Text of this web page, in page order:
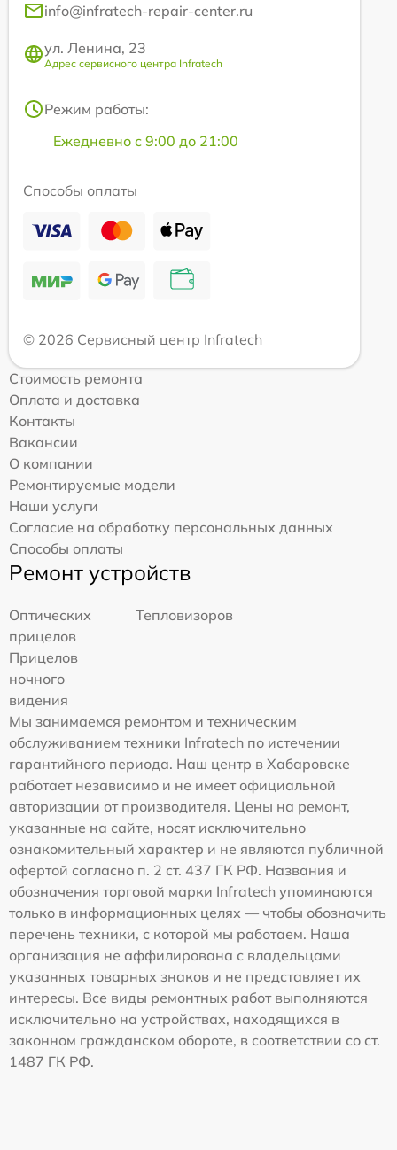
info@infratech-repair-center.ru
ул. Ленина, 23
Адрес сервисного центра Infratech
Режим работы:
Ежедневно с 9:00 до 21:00
Способы оплаты
© 2026 Сервисный центр Infratech
Стоимость ремонта
Оплата и доставка
Контакты
Вакансии
О компании
Ремонтируемые модели
Наши услуги
Согласие на обработку персональных данных
Способы оплаты
Ремонт устройств
Оптических
прицелов
Тепловизоров
Прицелов
ночного
видения
Мы занимаемся ремонтом и техническим
обслуживанием техники Infratech по истечении
гарантийного периода. Наш центр в Хабаровске
работает независимо и не имеет официальной
авторизации от производителя. Цены на ремонт,
указанные на сайте, носят исключительно
ознакомительный характер и не являются публичной
офертой согласно п. 2 ст. 437 ГК РФ. Названия и
обозначения торговой марки Infratech упоминаются
только в информационных целях — чтобы обозначить
перечень техники, с которой мы работаем. Наша
организация не аффилирована с владельцами
указанных товарных знаков и не представляет их
интересы. Все виды ремонтных работ выполняются
исключительно на устройствах, находящихся в
законном гражданском обороте, в соответствии со ст.
1487 ГК РФ.